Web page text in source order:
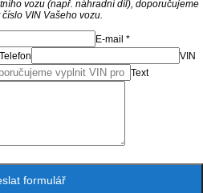
vozu (např. náhradní díl), doporučujeme
číslo VIN Vašeho vozu.
E-mail *
Telefon
VIN
Text
formulář